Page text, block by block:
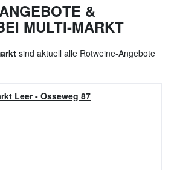
Standort festlegen
&
MULTI-MARKT
sind aktuell alle Rotweine-Angebote
Leer- Osseweg 87